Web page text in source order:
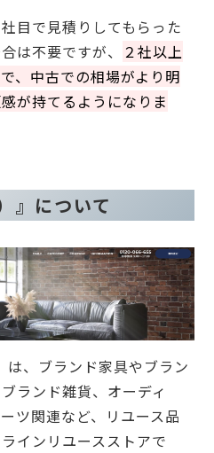
目で見積りしてもらった
は不要ですが、
２社以上
、中古での相場がより明
が持てるようになりま
』について
は、ブランド家具やブラン
ランド雑貨、オーディ
ツ関連など、リユース品
インリユースストアで